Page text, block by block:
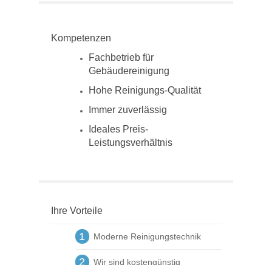
Kompetenzen
Fachbetrieb für
Gebäudereinigung
Hohe Reinigungs-Qualität
Immer zuverlässig
Ideales Preis-
Leistungsverhältnis
Ihre Vorteile
1 Moderne Reinigungstechnik
2 Wir sind kostengünstig